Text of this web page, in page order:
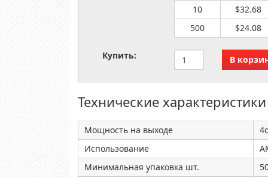
10
$32.68
500
$24.08
Купить:
Технические характеристики
Мощность на выходе
Использование
Минимальная упаковка шт.